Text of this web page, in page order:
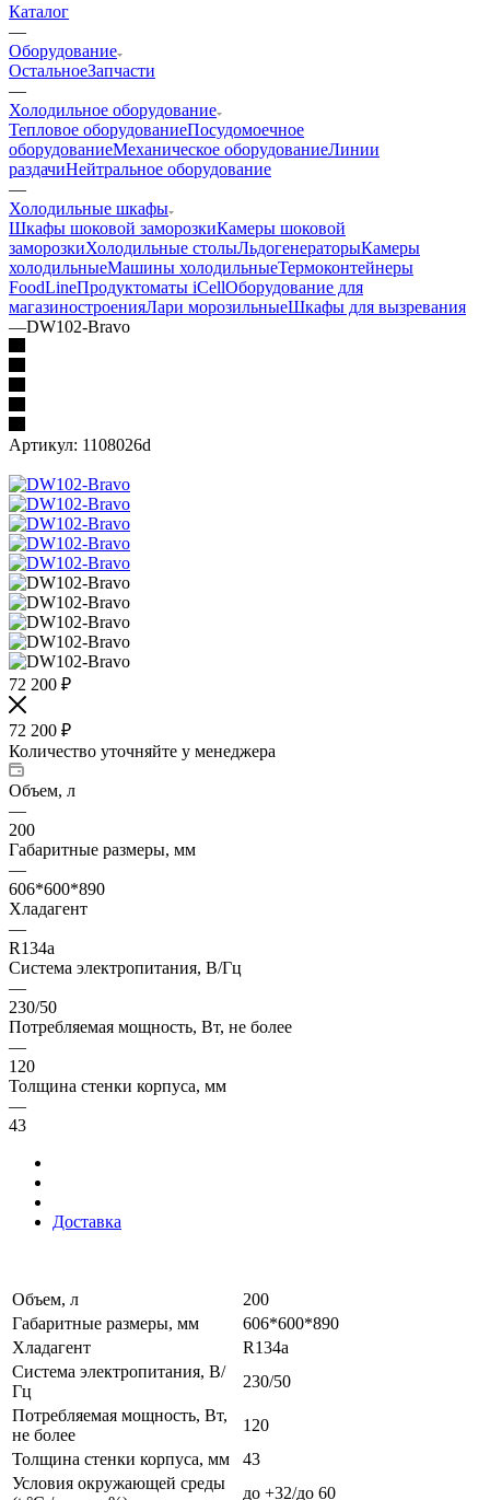
Каталог
—
Оборудование
ОстальноеЗапчасти
—
Холодильное оборудование
Тепловое оборудованиеПосудомоечное
оборудованиеМеханическое оборудованиеЛинии
раздачиНейтральное оборудование
—
Холодильные шкафы
Шкафы шоковой заморозкиКамеры шоковой
заморозкиХолодильные столыЛьдогенераторыКамеры
холодильныеМашины холодильныеТермоконтейнеры
FoodLineПродуктоматы iCellОборудование для
магазиностроенияЛари морозильныеШкафы для вызревания
—DW102-Bravo
Артикул: 1108026d
72 200 ₽
72 200 ₽
Количество уточняйте у менеджера
Объем, л
—
200
Габаритные размеры, мм
—
606*600*890
Хладагент
—
R134a
Система электропитания, В/Гц
—
230/50
Потребляемая мощность, Вт, не более
—
120
Толщина стенки корпуса, мм
—
43
Доставка
Объем, л
200
Габаритные размеры, мм
606*600*890
Хладагент
R134a
Система электропитания, В/
Гц
230/50
Потребляемая мощность, Вт,
не более
120
Толщина стенки корпуса, мм
43
Условия окружающей среды
до +32/до 60